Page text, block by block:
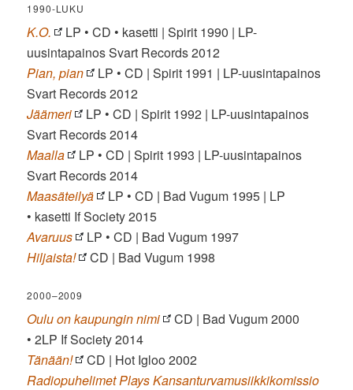
1990-LUKU
K.O.
LP • CD • kasetti | Spirit 1990 | LP-
uusintapainos Svart Records 2012
Pian, pian
LP • CD | Spirit 1991 | LP-uusintapainos
Svart Records 2012
Jäämeri
LP • CD | Spirit 1992 | LP-uusintapainos
Svart Records 2014
Maalla
LP • CD | Spirit 1993 | LP-uusintapainos
Svart Records 2014
Maasäteilyä
LP • CD | Bad Vugum 1995 | LP
• kasetti If Society 2015
Avaruus
LP • CD | Bad Vugum 1997
Hiljaista!
CD | Bad Vugum 1998
2000–2009
Oulu on kaupungin nimi
CD | Bad Vugum 2000
• 2LP If Society 2014
Tänään!
CD | Hot Igloo 2002
Radiopuhelimet Plays Kansanturvamusiikkikomissio